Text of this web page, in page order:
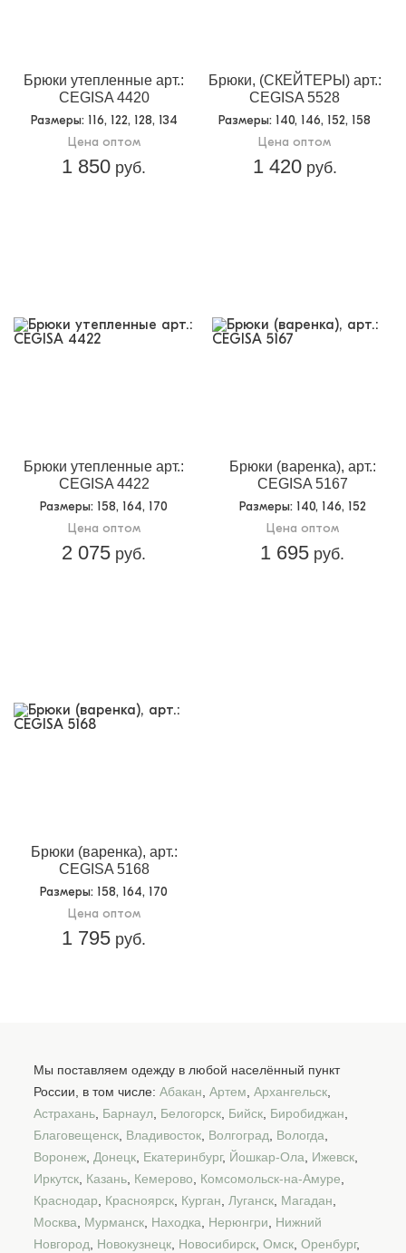
Брюки утепленные арт.:
CEGISA 4420
Размеры: 116, 122, 128, 134
Цена оптом
1 850 руб.
Брюки, (СКЕЙТЕРЫ) арт.:
CEGISA 5528
Размеры: 140, 146, 152, 158
Цена оптом
1 420руб.
Брюки утепленные арт.:
CEGISA 4422
Размеры: 158, 164, 170
Цена оптом
2 075 руб.
Брюки (варенка), арт.:
CEGISA 5167
Размеры: 140, 146, 152
Цена оптом
1 695 руб.
Брюки (варенка), арт.:
CEGISA 5168
Размеры: 158, 164, 170
Цена оптом
1 795 руб.
Мы поставляем одежду в любой населённый пункт
России, в том числе: Абакан, Артем, Архангельск,
Астрахань, Барнаул, Белогорск, Бийск, Биробиджан,
Благовещенск, Владивосток, Волгоград, Вологда,
Воронеж, Донецк, Екатеринбург, Йошкар-Ола, Ижевск,
Иркутск, Казань, Кемерово, Комсомольск-на-Амуре,
Краснодар, Красноярск, Курган, Луганск, Магадан,
Москва, Мурманск, Находка, Нерюнгри, Нижний
Новгород, Новокузнецк, Новосибирск, Омск, Оренбург,